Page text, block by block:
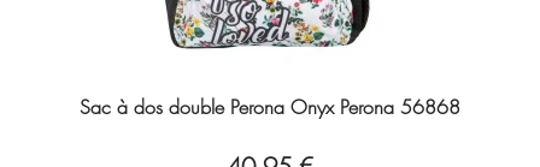
Sac à dos double Perona Onyx Perona 56868